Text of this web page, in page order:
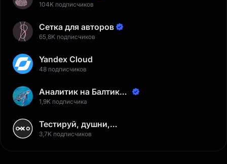
104K подписчиков
Сетка для авторов
65,8K подписчиков
Yandex Cloud
48 подписчиков
Аналитик на Балтике |
Неверов Станислав
1,9K подписчика
Тестируй, душни,
наслаждайся
3,7K подписчиков